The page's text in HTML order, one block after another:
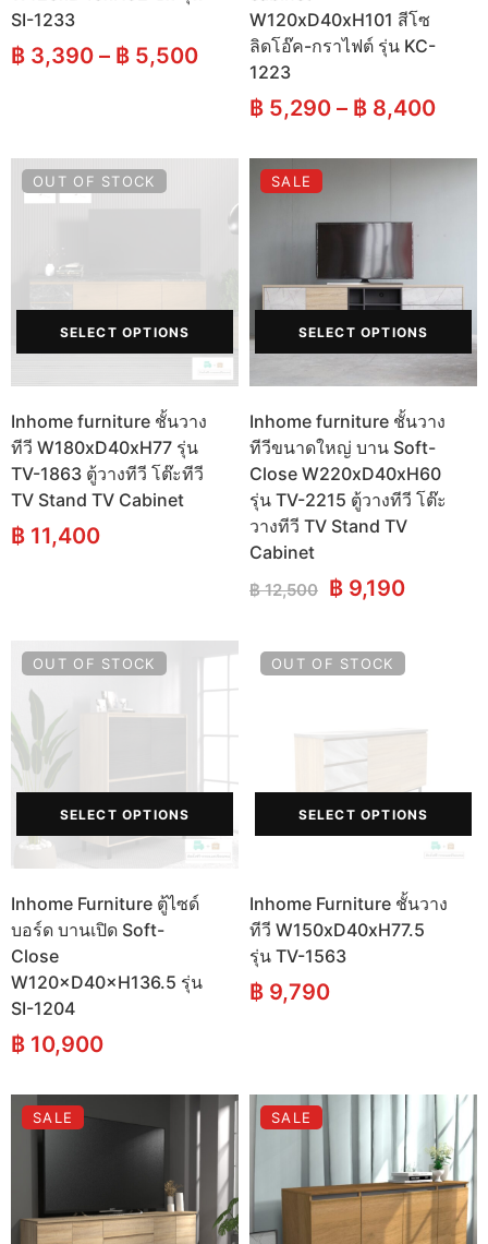
SI-1233
฿ 3,390 – ฿ 5,500
W120xD40xH101 สีโซ
ลิดโอ๊ค-กราไฟต์ รุ่น KC-
1223
฿ 5,290 – ฿ 8,400
OUT OF STOCK
SELECT OPTIONS
Inhome furniture ชั้นวาง
ทีวี W180xD40xH77 รุ่น
TV-1863 ตู้วางทีวี โต๊ะทีวี
TV Stand TV Cabinet
฿ 11,400
SALE
SELECT OPTIONS
Inhome furniture ชั้นวาง
ทีวีขนาดใหญ่ บาน Soft-
Close W220xD40xH60
รุ่น TV-2215 ตู้วางทีวี โต๊ะ
วางทีวี TV Stand TV
Cabinet
฿12,500 Original
฿ 12,500.
฿ 9,190Current
฿ 9,190.
OUT OF STOCK
SELECT OPTIONS
Inhome Furniture ตู้ไซด์
บอร์ด บานเปิด Soft-
Close
W120×D40×H136.5 รุ่น
SI-1204
฿ 10,900
OUT OF STOCK
SELECT OPTIONS
Inhome Furniture ชั้นวาง
ทีวี W150xD40xH77.5
รุ่น TV-1563
฿ 9,790
SALE SALE